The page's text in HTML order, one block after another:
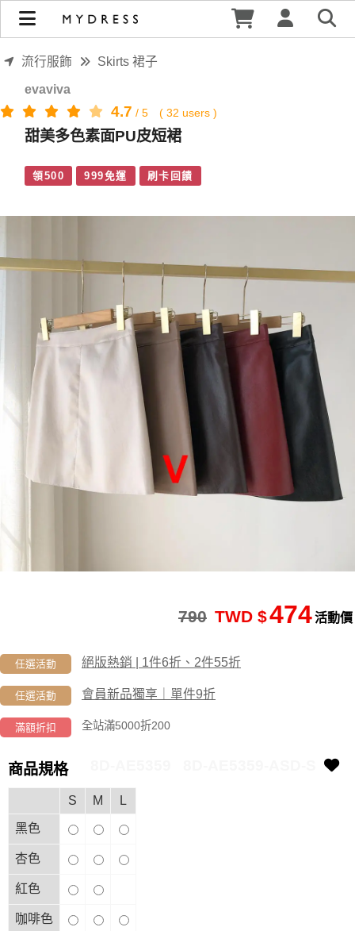
甜美多色素面PU皮短裙 | MYDRESS 時裳韓風
流行服飾 Skirts 裙子
evaviva
4.7 / 5 ( 32 users )
甜美多色素面PU皮短裙
領500 999免運 刷卡回饋
活動價
474
TWD $
790
任選活動 絕版熱銷 | 1件6折、2件55折
任選活動 會員新品獨享｜單件9折
滿額折扣 全站滿5000折200
商品規格
S M L
黑色
杏色
紅色
咖啡色